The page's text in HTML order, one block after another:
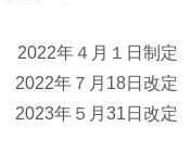
2022年４月１日制定
2022年７月18日改定
2023年５月31日改定